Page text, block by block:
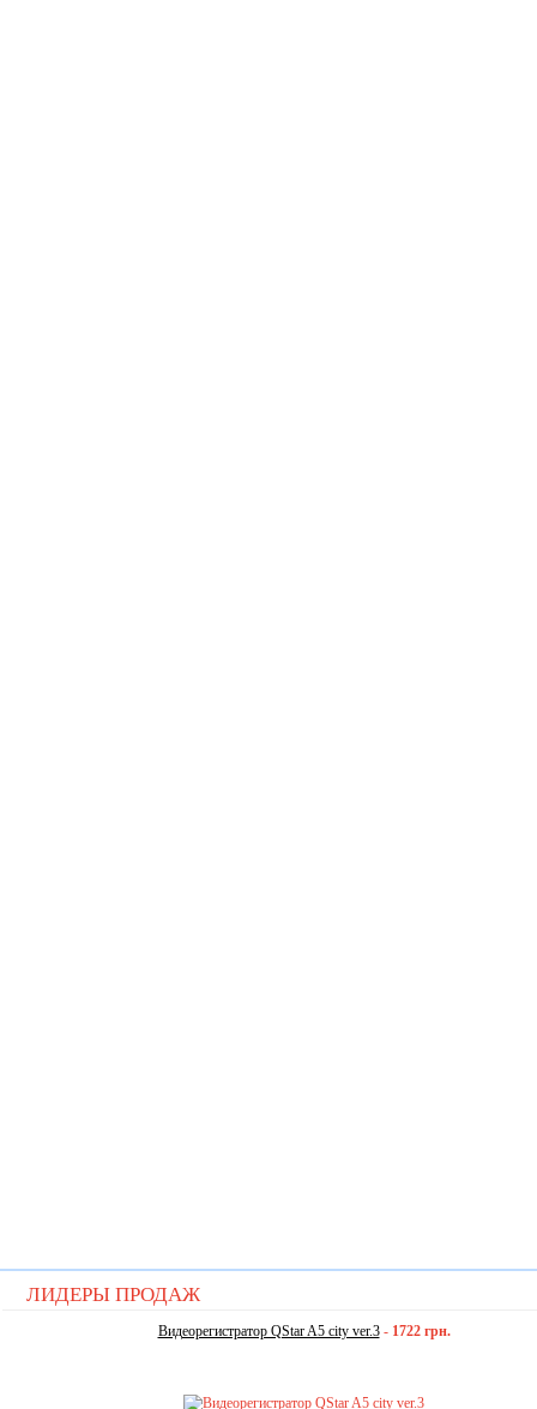
ЛИДЕРЫ ПРОДАЖ
Видеорегистратор QStar A5 city ver.3- 1722 грн.